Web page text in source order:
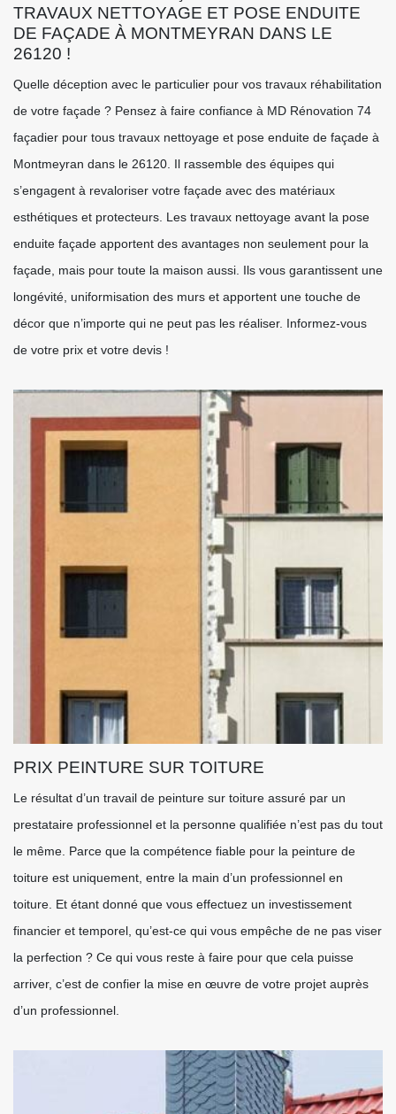
TRAVAUX NETTOYAGE ET POSE ENDUITE
DE FAÇADE À MONTMEYRAN DANS LE
26120 !
Quelle déception avec le particulier pour vos travaux réhabilitation
de votre façade ? Pensez à faire confiance à MD Rénovation 74
façadier pour tous travaux nettoyage et pose enduite de façade à
Montmeyran dans le 26120. Il rassemble des équipes qui
s’engagent à revaloriser votre façade avec des matériaux
esthétiques et protecteurs. Les travaux nettoyage avant la pose
enduite façade apportent des avantages non seulement pour la
façade, mais pour toute la maison aussi. Ils vous garantissent une
longévité, uniformisation des murs et apportent une touche de
décor que n’importe qui ne peut pas les réaliser. Informez-vous
de votre prix et votre devis !
PRIX PEINTURE SUR TOITURE
Le résultat d’un travail de peinture sur toiture assuré par un
prestataire professionnel et la personne qualifiée n’est pas du tout
le même. Parce que la compétence fiable pour la peinture de
toiture est uniquement, entre la main d’un professionnel en
toiture. Et étant donné que vous effectuez un investissement
financier et temporel, qu’est-ce qui vous empêche de ne pas viser
la perfection ? Ce qui vous reste à faire pour que cela puisse
arriver, c’est de confier la mise en œuvre de votre projet auprès
d’un professionnel.